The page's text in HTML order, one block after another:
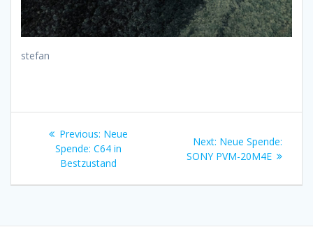
stefan
Beitragsnavigation
Previous: Previous
post:
Neue
Spende: C64 in
Bestzustand
Next: Next
post:
Neue Spende:
SONY PVM-20M4E